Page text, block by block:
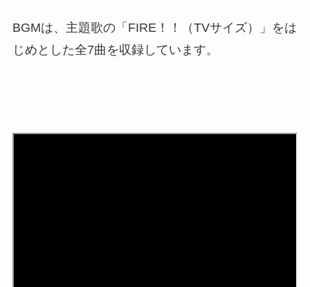
BGMは、主題歌の「FIRE！！（TVサイズ）」をは
じめとした全7曲を収録しています。